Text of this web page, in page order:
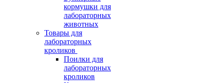
кормушки для
лабораторных
животных
Товары для
лабораторных
кроликов
Поилки для
лабораторных
кроликов